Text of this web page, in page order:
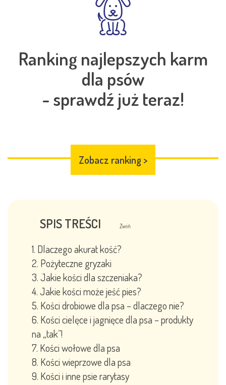
Ranking najlepszych karm
dla psów
- sprawdź już teraz!
Zobacz ranking >
SPIS TREŚCI Zwiń
Dlaczego akurat kość?
Pożyteczne gryzaki
Jakie kości dla szczeniaka?
Jakie kości może jeść pies?
Kości drobiowe dla psa – dlaczego nie?
Kości cielęce i jagnięce dla psa – produkty
na „tak”!
Kości wołowe dla psa
Kości wieprzowe dla psa
Kości i inne psie rarytasy